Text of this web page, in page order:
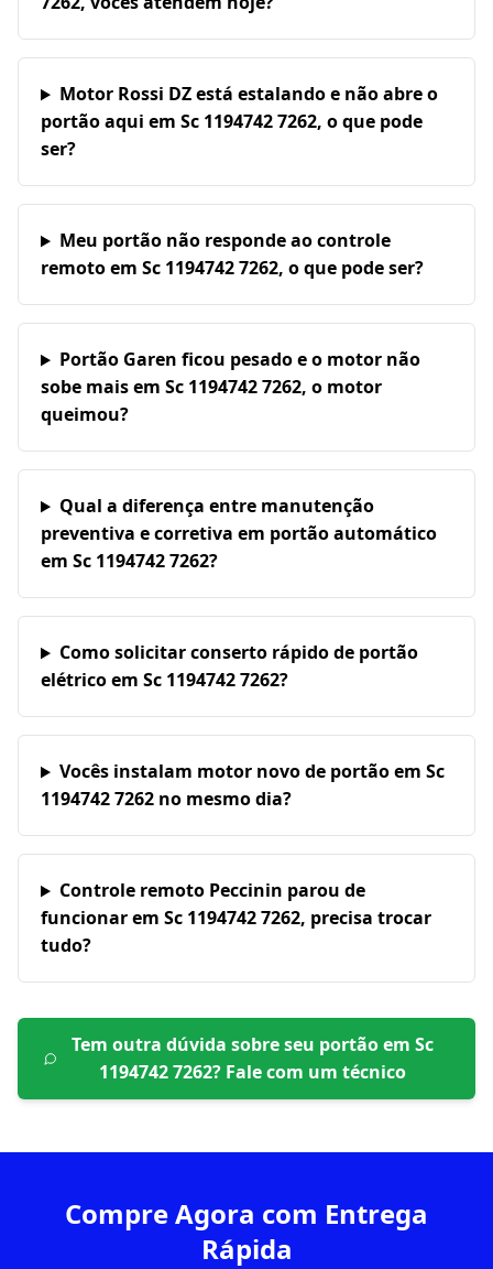
Motor Rossi DZ está estalando e não abre o
portão aqui em Sc 1194742 7262, o que pode
ser?
Meu portão não responde ao controle
remoto em Sc 1194742 7262, o que pode ser?
Portão Garen ficou pesado e o motor não
sobe mais em Sc 1194742 7262, o motor
queimou?
Qual a diferença entre manutenção
preventiva e corretiva em portão automático
em Sc 1194742 7262?
Como solicitar conserto rápido de portão
elétrico em Sc 1194742 7262?
Vocês instalam motor novo de portão em Sc
1194742 7262 no mesmo dia?
Controle remoto Peccinin parou de
funcionar em Sc 1194742 7262, precisa trocar
tudo?
Tem outra dúvida sobre seu portão emSc
1194742 7262? Fale com um técnico
Compre Agora com Entrega
Rápida